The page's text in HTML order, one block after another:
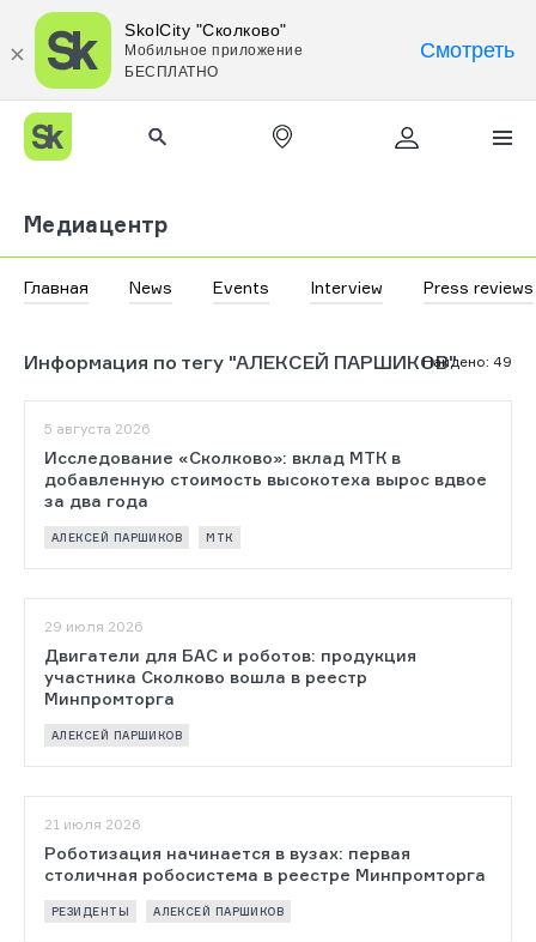
SkolCity "Сколково"
Мобильное приложение
БЕСПЛАТНО
Смотреть
Медиацентр
Главная News Events Interview Press reviews
Найдено: 49
Информация по тегу "АЛЕКСЕЙ ПАРШИКОВ"
5 августа 2026
Исследование «Сколково»: вклад МТК в
добавленную стоимость высокотеха вырос вдвое
за два года
АЛЕКСЕЙ ПАРШИКОВ МТК
29 июля 2026
Двигатели для БАС и роботов: продукция
участника Сколково вошла в реестр
Минпромторга
АЛЕКСЕЙ ПАРШИКОВ
21 июля 2026
Роботизация начинается в вузах: первая
столичная робосистема в реестре Минпромторга
РЕЗИДЕНТЫ АЛЕКСЕЙ ПАРШИКОВ